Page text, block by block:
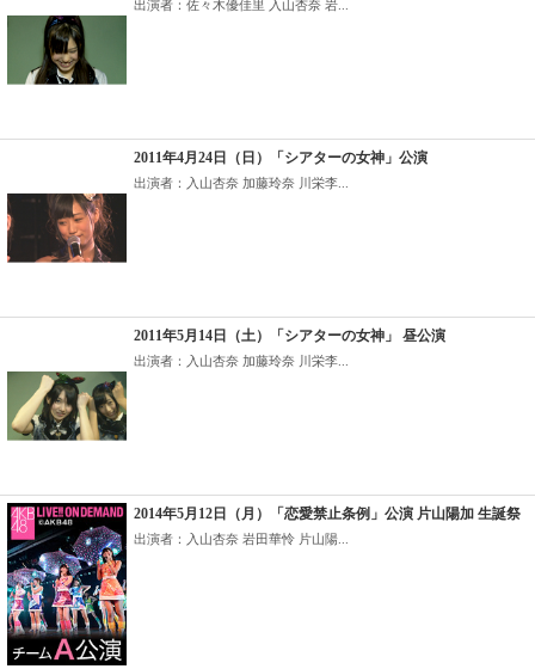
出演者：佐々木優佳里 入山杏奈 岩...
2011年4月24日（日）「シアターの女神」公演
出演者：入山杏奈 加藤玲奈 川栄李...
2011年5月14日（土）「シアターの女神」 昼公演
出演者：入山杏奈 加藤玲奈 川栄李...
2014年5月12日（月）「恋愛禁止条例」公演 片山陽加 生誕祭
出演者：入山杏奈 岩田華怜 片山陽...